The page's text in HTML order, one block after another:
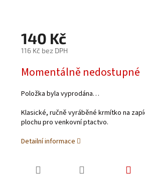
140 Kč
116 Kč bez DPH
cena:
Momentálně nedostupné
Položka byla vyprodána…
Klasické, ručně vyráběné krmítko na
plochu pro venkovní ptactvo.
Detailní informace